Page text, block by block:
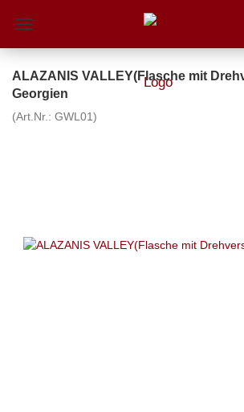
ALAZANIS VALLEY(Flasche mit
Georgien
(Art.Nr.: GWL01)